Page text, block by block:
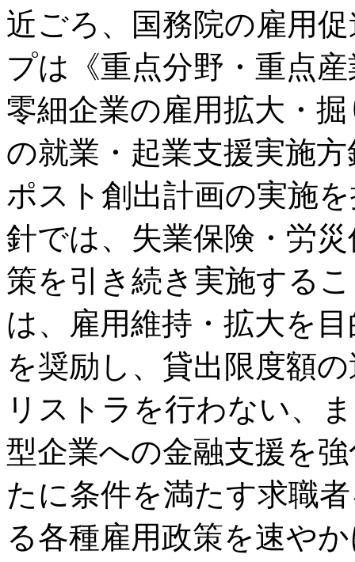
近ごろ、国務院の雇用
プは《重点分野・重点
零細企業の雇用拡大・
の就業・起業支援実施
ポスト創出計画の実施
針では、失業保険・労
策を引き続き実施する
は、雇用維持・拡大を
を奨励し、貸出限度額
リストラを行わない、
型企業への金融支援を
たに条件を満たす求職
る各種雇用政策を速や